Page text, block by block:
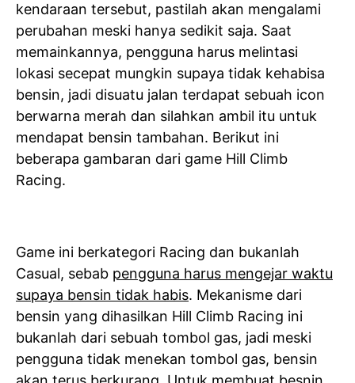
kendaraan tersebut, pastilah akan mengalami
perubahan meski hanya sedikit saja. Saat
memainkannya, pengguna harus melintasi
lokasi secepat mungkin supaya tidak kehabisa
bensin, jadi disuatu jalan terdapat sebuah icon
berwarna merah dan silahkan ambil itu untuk
mendapat bensin tambahan. Berikut ini
beberapa gambaran dari game Hill Climb
Racing.
Game ini berkategori Racing dan bukanlah
Casual, sebab pengguna harus mengejar waktu
supaya bensin tidak habis. Mekanisme dari
bensin yang dihasilkan Hill Climb Racing ini
bukanlah dari sebuah tombol gas, jadi meski
pengguna tidak menekan tombol gas, bensin